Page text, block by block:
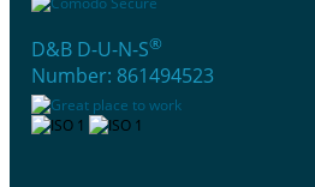
D&B D-U-N-S®
Number: 861494523